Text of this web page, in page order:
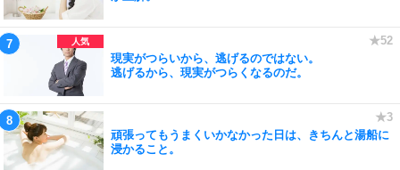
現実がつらいから、逃げるのではない。
逃げるから、現実がつらくなるのだ。
頑張ってもうまくいかなかった日は、きちんと湯船に
浸かること。